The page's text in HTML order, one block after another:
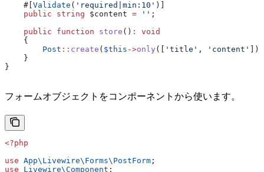
    #[
Validate ( 'required|min:10' )]
    public
string $content = '' ;
    public
function store () :
void
    {
        Post
:: create ( $this ->only ([ 'title' , 'content'
    }
}
フォームオブジェクトをコンポーネントから使います。
<?php
use App\Livewire\Forms\ PostForm ;
use Livewire\Component ;